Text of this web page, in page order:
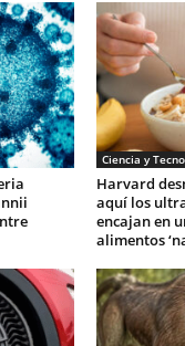
Ciencia y
Harvard
aquí los
encajan en
alimentos